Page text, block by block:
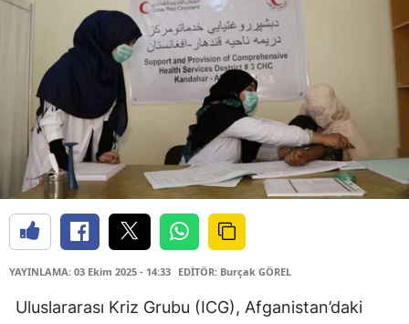
YAYINLAMA: 03 Ekim 2025 - 14:33 EDİTÖR: Burçak GÖREL
Uluslararası Kriz Grubu (ICG), Afganistan’daki